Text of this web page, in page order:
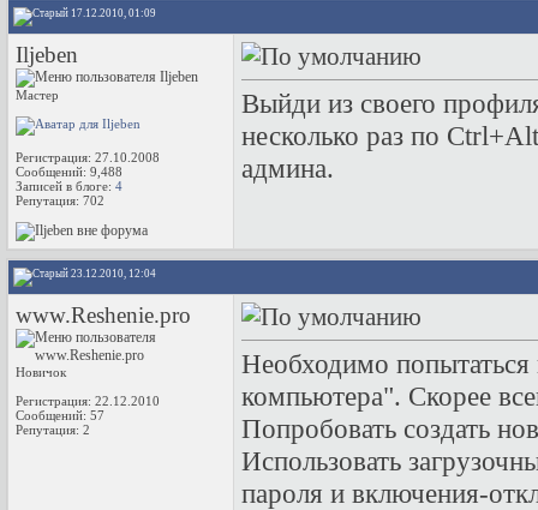
17.12.2010, 01:09
Iljeben
Мастер
Регистрация: 27.10.2008
Сообщений: 9,488
Записей в блоге: 4
Репутация: 702
Выйди из своего
несколько раз по
админа.
23.12.2010, 12:04
www.Reshenie.pro
Новичок
Регистрация: 22.12.2010
Сообщений: 57
Репутация: 2
Необходимо
компьютера". Скорее
Попробовать создать
Использовать
пароля и включения-